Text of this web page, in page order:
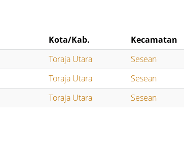
Kota/Kab. Kecamatan
Toraja Utara Sesean
Toraja Utara Sesean
Toraja Utara Sesean